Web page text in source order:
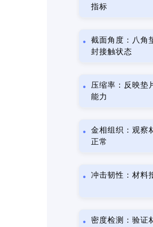
指标
截面角度：八角
封接触状态
压缩率：反映垫
能力
金相组织：观察
正常
冲击韧性：材料
密度检测：验证